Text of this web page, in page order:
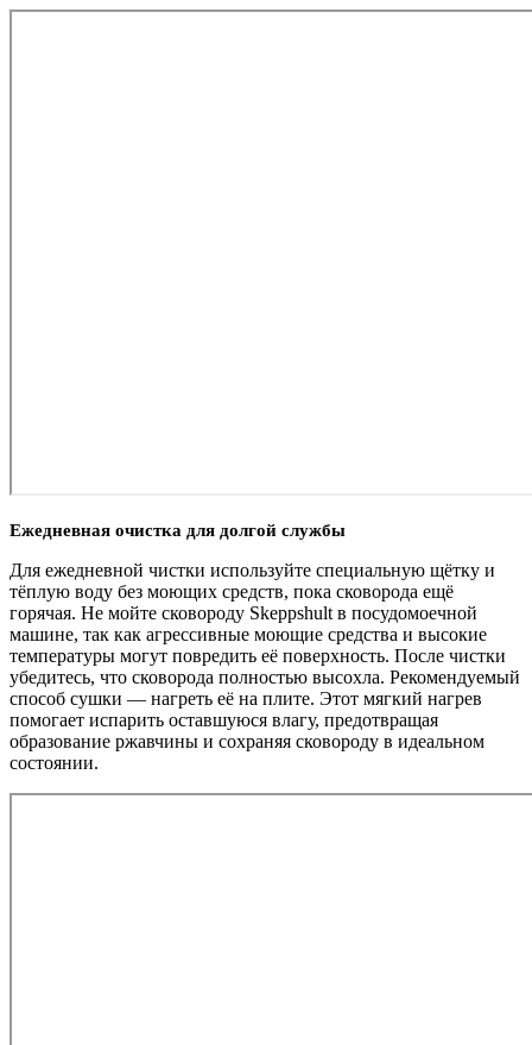
Ежедневная очистка для долгой службы
Для ежедневной чистки используйте специальную щётку и
тёплую воду без моющих средств, пока сковорода ещё
горячая. Не мойте сковороду Skeppshult в посудомоечной
машине, так как агрессивные моющие средства и высокие
температуры могут повредить её поверхность. После чистки
убедитесь, что сковорода полностью высохла. Рекомендуемый
способ сушки — нагреть её на плите. Этот мягкий нагрев
помогает испарить оставшуюся влагу, предотвращая
образование ржавчины и сохраняя сковороду в идеальном
состоянии.